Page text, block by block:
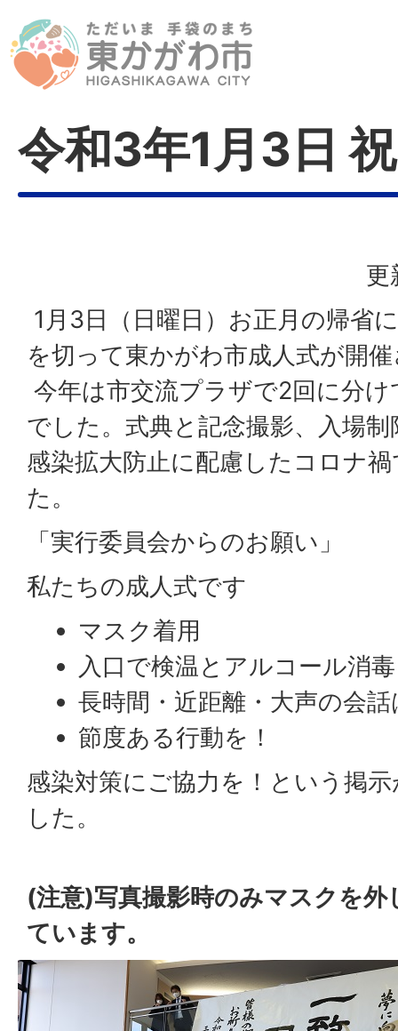
令和3年1月3日
更
1月3日（日曜日）お正月の帰省
を切って東かがわ市成人式が開
今年は市交流プラザで2回に分
でした。式典と記念撮影、入場
感染拡大防止に配慮したコロナ
た。
「実行委員会からのお願い」
私たちの成人式です
マスク着用
入口で検温とアルコール消毒
長時間・近距離・大声の会
節度ある行動を！
感染対策にご協力を！という掲
した。
(注意)写真撮影時のみマスクを
ています。